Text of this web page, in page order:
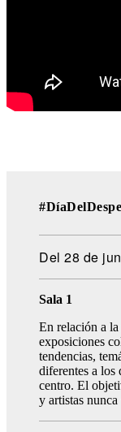
Del 28 de
Sala 1
En relación a
exposiciones
tendencias,
diferentes a los
centro. El
y artistas